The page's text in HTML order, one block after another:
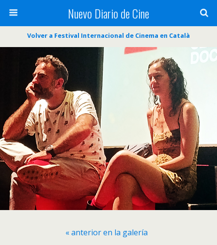
Nuevo Diario de Cine
Volver a Festival Internacional de Cinema en Català
« anterior en la galería